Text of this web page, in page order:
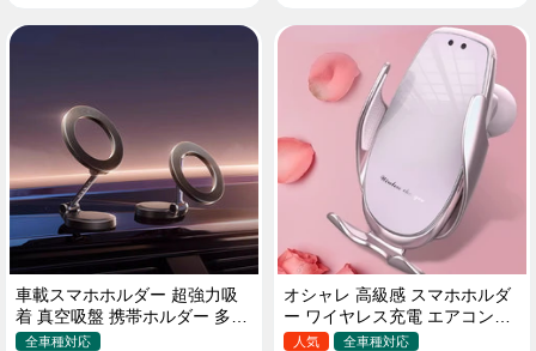
車載スマホホルダー 超強力吸
着 真空吸盤 携帯ホルダー 多角
度調整 360°回転な台座 車用ホ
全車種対応
オシャレ 高級感 スマホホルダ
ー ワイヤレス充電 エアコン吹
き出し口/ 吸盤タイプ 女性
人気 全車種対応